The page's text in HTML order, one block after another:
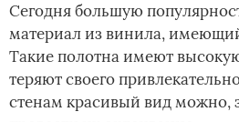
Сегодня большую
материал из винила,
Такие полотна имеют
теряют своего
стенам красивый вид можно,